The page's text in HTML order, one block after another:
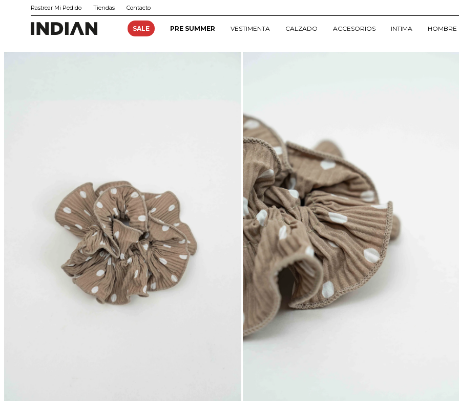
SALE PRE SUMMER VESTIMENTA CALZADO ACCESORIOS INTIMA HOMBRE
Rastrear Mi Pedido Tiendas Contacto